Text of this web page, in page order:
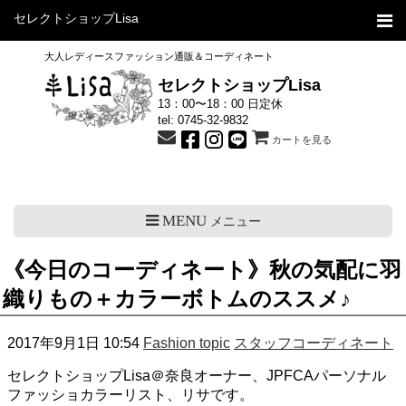
セレクトショップLisa
大人レディースファッション通販＆コーディネート
セレクトショップLisa
13：00〜18：00 日定休
tel: 0745-32-9832
カートを見る
MENUメニュー
《今日のコーディネート》秋の気配に羽
織りもの＋カラーボトムのススメ♪
2017年9月1日 10:54 Fashion topic スタッフコーディネート
セレクトショップLisa＠奈良オーナー、JPFCAパーソナル
ファッショカラーリスト、リサです。